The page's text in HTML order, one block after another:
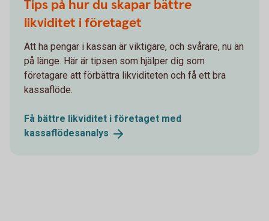
Tips på hur du skapar bättre
likviditet i företaget
Att ha pengar i kassan är viktigare, och svårare, nu än
på länge. Här är tipsen som hjälper dig som
företagare att förbättra likviditeten och få ett bra
kassaflöde.
Få bättre likviditet i företaget med
kassaflödesanalys